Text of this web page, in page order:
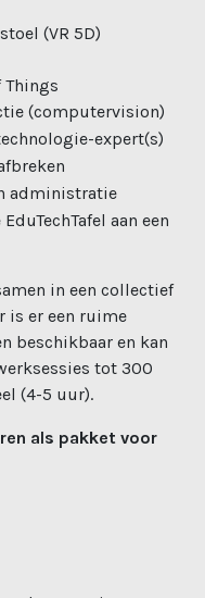
(VR 5D)
(computervision)
expert(s)
administratie
aan een
in een collectief
is er een ruime
beschikbaar en kan
tot 300
(4-5 uur).
als pakket voor